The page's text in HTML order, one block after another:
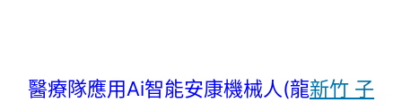
醫療隊應用Ai智能安康機械人(龍新竹 子